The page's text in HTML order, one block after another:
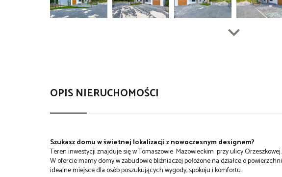
OPIS NIERUCHOMOŚCI
Szukasz domu w świetnej lokalizacji z nowoczesnym designem?
Teren inwestycji znajduje się w Tomaszowie Mazowieckim przy ulicy Orzeszkowej.
W ofercie mamy domy w zabudowie bliźniaczej położone na działce o powierzchni
idealne miejsce dla osób poszukujących wygody, spokoju i komfortu.